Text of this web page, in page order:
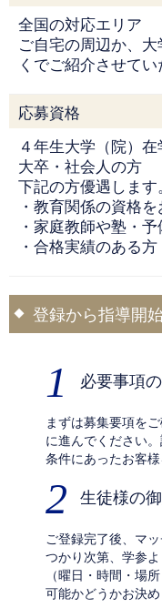
全国の対応エリア
ご自宅の周辺か、
くでご紹介させてい
応募資格
４年生大学（院）
大卒・社会人の方
下記の方優遇します
・教育関係の資格
・家庭教師や塾・
・合格実績のある方
登録から指導開
1 必要事項
まずは募集要項を
に進んでください
条件にあったお客様
2 生徒様の
ご登録完了後、マ
つかり次第、学参
（曜日・時間・場
可能かどうかお決め